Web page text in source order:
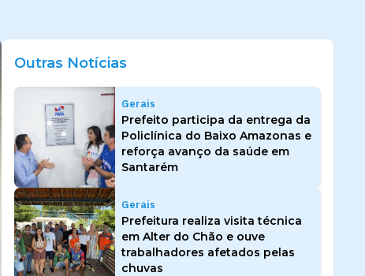
Outras Notícias
Gerais
Prefeito participa da entrega da
Policlínica do Baixo Amazonas e
reforça avanço da saúde em
Santarém
Gerais
Prefeitura realiza visita técnica
em Alter do Chão e ouve
trabalhadores afetados pelas
chuvas